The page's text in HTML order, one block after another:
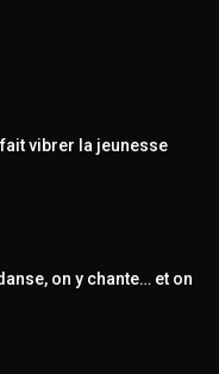
vibrer la jeunesse
on y chante… et on